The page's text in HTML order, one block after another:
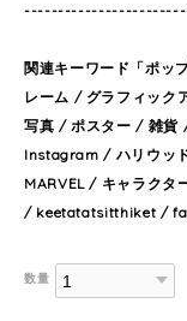
関連キーワード「ポッ
レーム / グラフィック
写真 / ポスター / 雑貨
Instagram / ハリウッ
MARVEL / キャラクタ
/ keetatatsitthiket /
数量